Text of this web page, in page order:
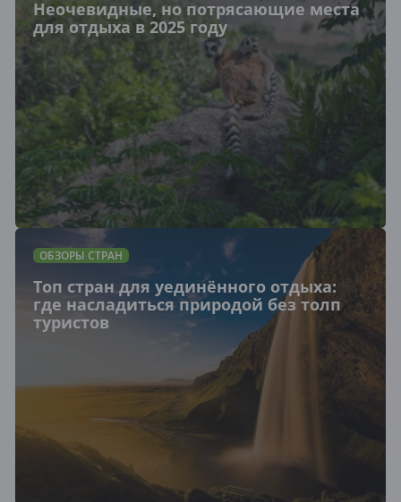
Неочевидные, но потрясающие места
для отдыха в 2025 году
ОБЗОРЫ СТРАН
Топ стран для уединённого отдыха:
где насладиться природой без толп
туристов